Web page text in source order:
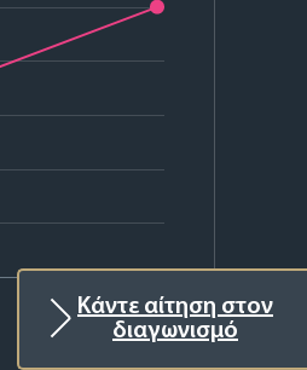
Κάντε αίτηση στον
διαγωνισμό
2025